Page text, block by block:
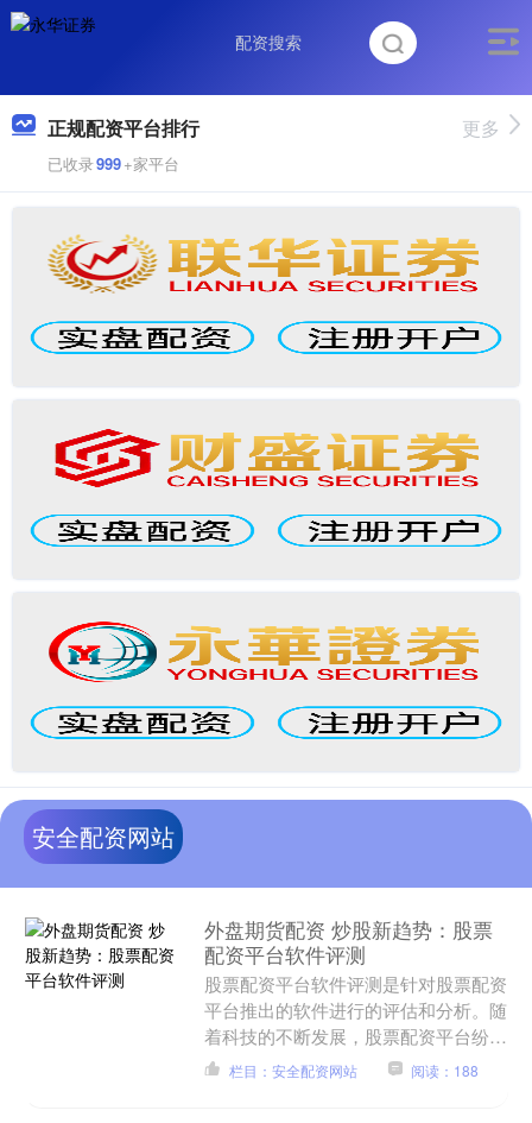
正规配资平台排行
已收录999+家平台
更多
安全配资网站
外盘期货配资 炒股新趋势：股票
配资平台软件评测
股票配资平台软件评测是针对股票配资
平台推出的软件进行的评估和分析。随
着科技的不断发展，股票配资平台纷纷
推出了各种各样的软件，用于提供更便
栏目：安全配资网站 阅读：188